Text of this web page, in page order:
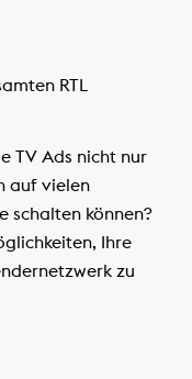
RTL
TV Ads nicht nur
auf vielen
schalten können?
Ihre
zu